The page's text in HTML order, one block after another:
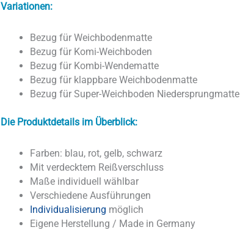
Variationen:
Bezug für Weichbodenmatte
Bezug für Komi-Weichboden
Bezug für Kombi-Wendematte
Bezug für klappbare Weichbodenmatte
Bezug für Super-Weichboden Niedersprungmatte
Die Produktdetails im Überblick:
Farben: blau, rot, gelb, schwarz
Mit verdecktem Reißverschluss
Maße individuell wählbar
Verschiedene Ausführungen
Individualisierung möglich
Eigene Herstellung / Made in Germany